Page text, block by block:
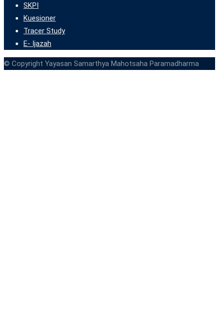
SKPI
Kuesioner
Tracer Study
E- Ijazah
© Copyright Yayasan Samarthya Mahotsaha Paramadharma